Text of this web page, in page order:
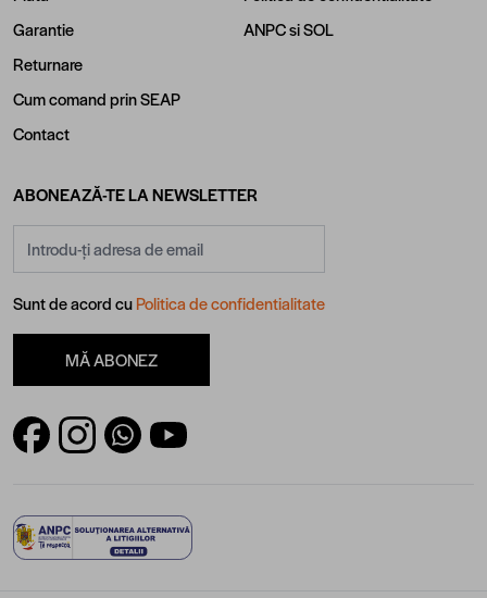
Garantie
Returnare
Cum comand prin SEAP
Contact
ANPCsiSOL
ABONEAZĂ-TE LA NEWSLETTER
Sunt de acord cuPolitica de confidentialitate
MĂ ABONEZ